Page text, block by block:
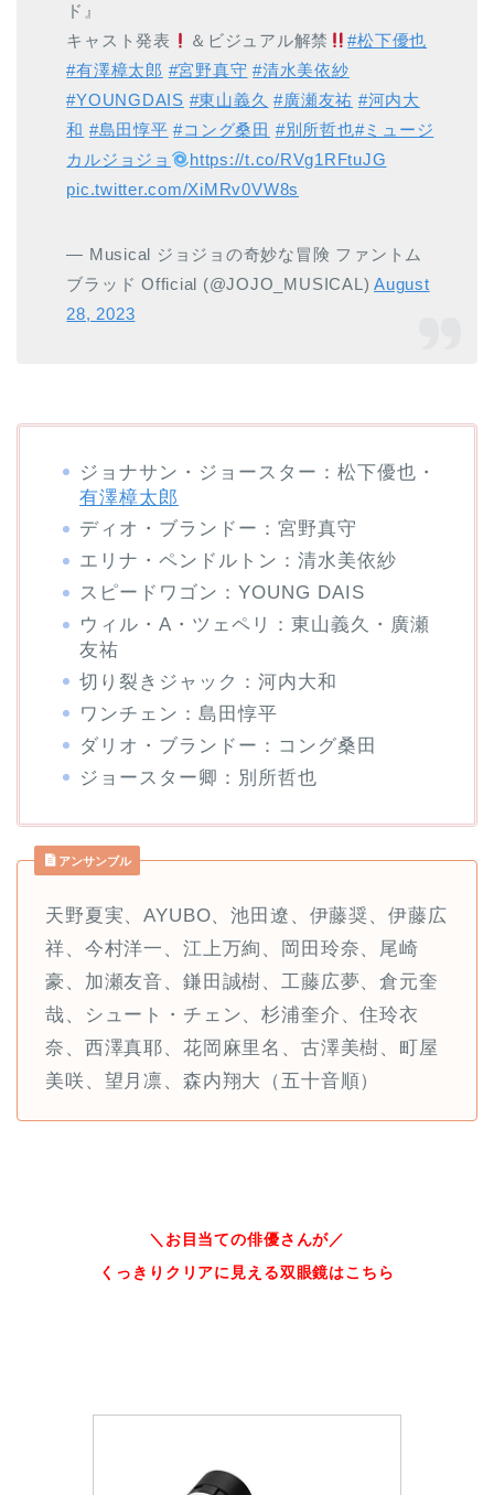
ド』
キャスト発表
＆ビジュアル解禁
#松下優也
#有澤樟太郎 #宮野真守 #清水美依紗
#YOUNGDAIS #東山義久 #廣瀬友祐 #河内大
和 #島田惇平 #コング桑田 #別所哲也#ミュージ
カルジョジョ
https://t.co/RVg1RFtuJG
pic.twitter.com/XiMRv0VW8s
— Musical ジョジョの奇妙な冒険 ファントム
ブラッド Official (@JOJO_MUSICAL)August
28, 2023
ジョナサン・ジョースター：松下優也・
有澤樟太郎
ディオ・ブランドー：宮野真守
エリナ・ペンドルトン：清水美依紗
スピードワゴン：YOUNG DAIS
ウィル・A・ツェペリ：東山義久・廣瀬
友祐
切り裂きジャック：河内大和
ワンチェン：島田惇平
ダリオ・ブランドー：コング桑田
ジョースター卿：別所哲也
アンサンブル
天野夏実、AYUBO、池田遼、伊藤奨、伊藤広
祥、今村洋一、江上万絢、岡田玲奈、尾崎
豪、加瀬友音、鎌田誠樹、工藤広夢、倉元奎
哉、シュート・チェン、杉浦奎介、住玲衣
奈、西澤真耶、花岡麻里名、古澤美樹、町屋
美咲、望月凛、森内翔大（五十音順）
＼お目当ての俳優さんが／
くっきりクリアに見える双眼鏡はこちら